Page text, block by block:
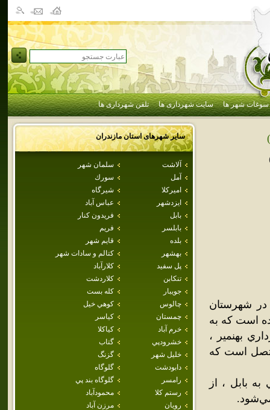
سوغات شهر ها سایت شهرداری ها تلفن شهرداری ها
سایر شهرهای استانمازندران
آلاشت
سلمان شهر
آمل
سورك
اميركلا
شيرگاه
ايزدشهر
عباس آباد
بابل
فريدون كنار
بابلسر
فريم
بلده
قايم شهر
بهشهر
كتالم و سادات شهر
پل سفيد
كلارآباد
تنكابن
كلاردشت
جويبار
كله بست
چالوس
كوهي خيل
چمستان
كياسر
خرم آباد
كياكلا
خشرودپي
گتاب
خليل شهر
گزنگ
دابودشت
گلوگاه
رامسر
گلوگاه بند پي
رستم كلا
محمودآباد
رويان
مرزن آباد
در شهرستان
است که به
بهنمير ،
است که
بابل ، از